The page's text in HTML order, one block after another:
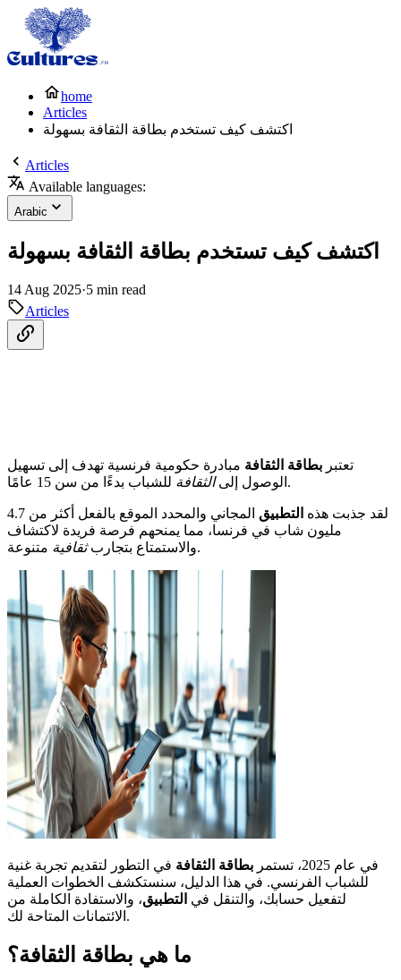
home
Articles
اكتشف كيف تستخدم بطاقة الثقافة بسهولة
Articles
Available languages:
Arabic
اكتشف كيف تستخدم بطاقة الثقافة بسهولة
14 Aug 2025·5 min read
Articles
تعتبر بطاقة الثقافة مبادرة حكومية فرنسية تهدف إلى تسهيل
الوصول إلىالثقافة للشباب بدءًا من سن 15 عامًا.
لقد جذبت هذه التطبيق
المجاني والمحدد الموقع بالفعل أكثر من 4.7
مليون شاب في فرنسا، مما يمنحهم فرصة فريدة لاكتشاف
والاستمتاع بتجاربثقافية متنوعة.
في عام 2025، تستمر بطاقة الثقافة في التطور لتقديم تجربة غنية
للشباب الفرنسي. في هذا الدليل، سنستكشف الخطوات العملية
لتفعيل حسابك، والتنقل في التطبيق، والاستفادة الكاملة من
الائتمانات المتاحة لك.
ما هي بطاقة الثقافة؟